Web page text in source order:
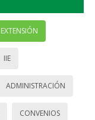
EXTENSIÓN
IIE
ADMINISTRACIÓN
CONVENIOS